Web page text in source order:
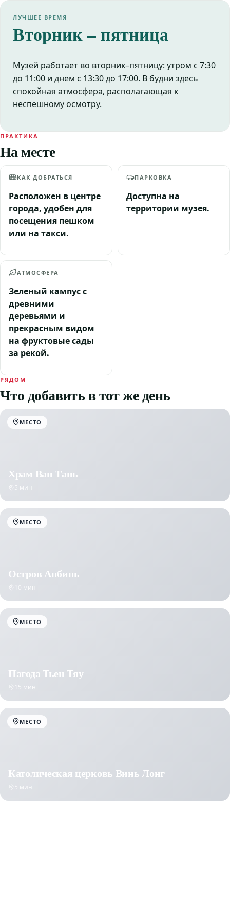
ЛУЧШЕЕ ВРЕМЯ
Вторник – пятница
Музей работает во вторник–пятницу: утром с 7:30
до 11:00 и днем с 13:30 до 17:00. В будни здесь
спокойная атмосфера, располагающая к
неспешному осмотру.
ПРАКТИКА
На месте
КАК ДОБРАТЬСЯ
Расположен в центре
города, удобен для
посещения пешком
или на такси.
ПАРКОВКА
Доступна на
территории музея.
АТМОСФЕРА
Зеленый кампус с
древними
деревьями и
прекрасным видом
на фруктовые сады
за рекой.
РЯДОМ
Что добавить в тот же день
МЕСТО
Храм Ван Тань
5 мин
МЕСТО
Остров Анбинь
10 мин
МЕСТО
Пагода Тьен Тяу
15 мин
МЕСТО
Католическая церковь Винь Лонг
5 мин